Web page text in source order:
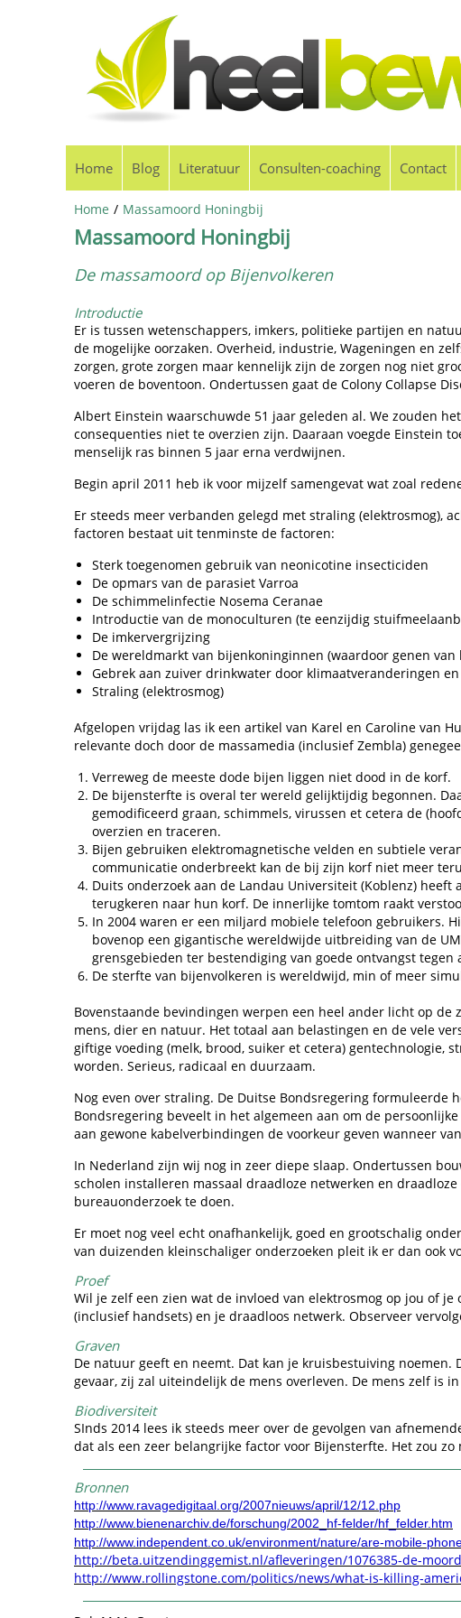
Home Blog Literatuur Consulten-coaching Contact
Home / Massamoord Honingbij
Massamoord Honingbij
De massamoord op Bijenvolkeren
Introductie
Er is tussen wetenschappers, imkers, politieke partijen en
de mogelijke oorzaken. Overheid, industrie, Wageningen en
zorgen, grote zorgen maar kennelijk zijn de zorgen nog niet
voeren de boventoon. Ondertussen gaat de Colony Collapse
Albert Einstein waarschuwde 51 jaar geleden al. We zouden
consequenties niet te overzien zijn. Daaraan voegde Einstein
menselijk ras binnen 5 jaar erna verdwijnen.
Begin april 2011 heb ik voor mijzelf samengevat wat zoal
Er steeds meer verbanden gelegd met straling (elektrosmog),
factoren bestaat uit tenminste de factoren:
Sterk toegenomen gebruik van neonicotine insecticiden
De opmars van de parasiet Varroa
De schimmelinfectie Nosema Ceranae
Introductie van de monoculturen (te eenzijdig
De imkervergrijzing
De wereldmarkt van bijenkoninginnen (waardoor genen
Gebrek aan zuiver drinkwater door klimaatveranderingen
Straling (elektrosmog)
Afgelopen vrijdag las ik een artikel van Karel en Caroline van
relevante doch door de massamedia (inclusief Zembla)
Verreweg de meeste dode bijen liggen niet dood in de korf.
De bijensterfte is overal ter wereld gelijktijdig begonnen.
gemodificeerd graan, schimmels, virussen et cetera de
overzien en traceren.
Bijen gebruiken elektromagnetische velden en subtiele
communicatie onderbreekt kan de bij zijn korf niet meer
Duits onderzoek aan de Landau Universiteit (Koblenz)
terugkeren naar hun korf. De innerlijke tomtom raakt
In 2004 waren er een miljard mobiele telefoon gebruikers.
bovenop een gigantische wereldwijde uitbreiding van de
grensgebieden ter bestendiging van goede ontvangst
De sterfte van bijenvolkeren is wereldwijd, min of meer
Bovenstaande bevindingen werpen een heel ander licht op
mens, dier en natuur. Het totaal aan belastingen en de vele
giftige voeding (melk, brood, suiker et cetera)
worden. Serieus, radicaal en duurzaam.
Nog even over straling. De Duitse Bondsregering formuleerde
Bondsregering beveelt in het algemeen aan om de
aan gewone kabelverbindingen de voorkeur geven wanneer
In Nederland zijn wij nog in zeer diepe slaap. Ondertussen
scholen installeren massaal draadloze netwerken en
bureauonderzoek te doen.
Er moet nog veel echt onafhankelijk, goed en grootschalig
van duizenden kleinschaliger onderzoeken pleit ik er dan ook
Proef
Wil je zelf een zien wat de invloed van elektrosmog op jou of je
(inclusief handsets) en je draadloos netwerk. Observeer
Graven
De natuur geeft en neemt. Dat kan je kruisbestuiving
gevaar, zij zal uiteindelijk de mens overleven. De mens zelf is
Biodiversiteit
SInds 2014 lees ik steeds meer over de gevolgen van
dat als een zeer belangrijke factor voor Bijensterfte. Het zou
Bronnen
http://www.ravagedigitaal.org/2007nieuws/april/12/12.php
http://www.bienenarchiv.de/forschung/2002_hf-felder/hf_felder.htm
http://www.independent.co.uk/environment/nature/are-mobile-
http://beta.uitzendinggemist.nl/afleveringen/1076385-de-
http://www.rollingstone.com/politics/news/what-is-killing-